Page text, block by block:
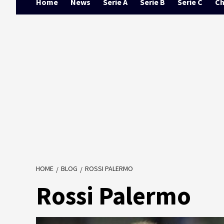
Home News Serie A Serie B Serie C
HOME BLOG ROSSI PALERMO
Rossi Palermo